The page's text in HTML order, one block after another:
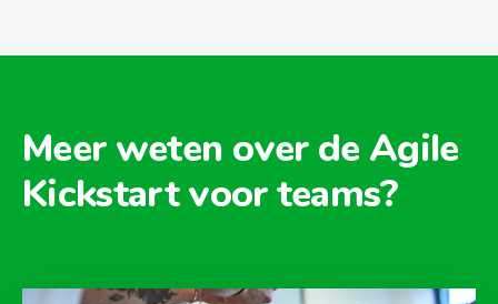
Meer weten over de Agile
Kickstart voor teams?